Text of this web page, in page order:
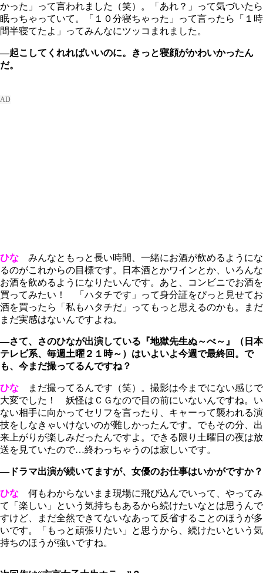
かった」って言われました（笑）。「あれ？」って気づいたら
眠っちゃっていて。「１０分寝ちゃった」って言ったら「１時
間半寝てたよ」ってみんなにツッコまれました。
―起こしてくれればいいのに。きっと寝顔がかわいかったん
だ。
ひな みんなともっと長い時間、一緒にお酒が飲めるようにな
るのがこれからの目標です。日本酒とかワインとか、いろんな
お酒を飲めるようになりたいんです。あと、コンビニでお酒を
買ってみたい！ 「ハタチです」って身分証をぴっと見せてお
酒を買ったら「私もハタチだ」ってもっと思えるのかも。まだ
まだ実感はないんですよね。
―さて、さのひなが出演している『地獄先生ぬ～べ～』（日本
テレビ系、毎週土曜２１時～）はいよいよ今週で最終回。で
も、今まだ撮ってるんですね？
ひな まだ撮ってるんです（笑）。撮影は今までにない感じで
大変でした！ 妖怪はＣＧなので目の前にいないんですね。い
ない相手に向かってセリフを言ったり、キャーって襲われる演
技をしなきゃいけないのが難しかったんです。でもその分、出
来上がりが楽しみだったんですよ。できる限り土曜日の夜は放
送を見ていたので…終わっちゃうのは寂しいです。
―ドラマ出演が続いてますが、女優のお仕事はいかがですか？
ひな 何もわからないまま現場に飛び込んでいって、やってみ
て「楽しい」という気持ちもあるから続けたいなとは思うんで
すけど、まだ全然できてないなあって反省することのほうが多
いです。「もっと頑張りたい」と思うから、続けたいという気
持ちのほうが強いですね。